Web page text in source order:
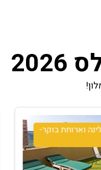
וארוחת בוקר-